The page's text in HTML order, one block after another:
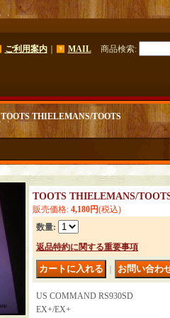
ご利用案内｜ MAIL 商品検索:
TOOTS THIELEMANS/TOOTS
TOOTS THIELEMANS/
販売価格: 4,180円(税込)
数量:
返品特約に関する重要事項
US COMMAND RS930SD
EX+/EX+